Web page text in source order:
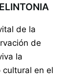
de la
de
la
en el